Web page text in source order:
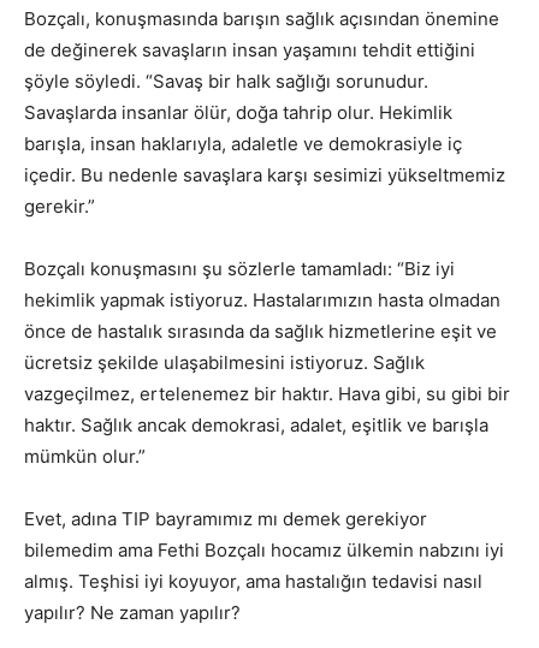
Bozçalı, konuşmasında barışın sağlık açısından önemine
de değinerek savaşların insan yaşamını tehdit ettiğini
şöyle söyledi. “Savaş bir halk sağlığı sorunudur.
Savaşlarda insanlar ölür, doğa tahrip olur. Hekimlik
barışla, insan haklarıyla, adaletle ve demokrasiyle iç
içedir. Bu nedenle savaşlara karşı sesimizi yükseltmemiz
gerekir.”
Bozçalı konuşmasını şu sözlerle tamamladı: “Biz iyi
hekimlik yapmak istiyoruz. Hastalarımızın hasta olmadan
önce de hastalık sırasında da sağlık hizmetlerine eşit ve
ücretsiz şekilde ulaşabilmesini istiyoruz. Sağlık
vazgeçilmez, ertelenemez bir haktır. Hava gibi, su gibi bir
haktır. Sağlık ancak demokrasi, adalet, eşitlik ve barışla
mümkün olur.”
Evet, adına TIP bayramımız mı demek gerekiyor
bilemedim ama Fethi Bozçalı hocamız ülkemin nabzını iyi
almış. Teşhisi iyi koyuyor, ama hastalığın tedavisi nasıl
yapılır? Ne zaman yapılır?